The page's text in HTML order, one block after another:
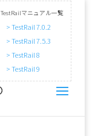
TestRailマニュアル一覧
> TestRail 7.0.2
> TestRail 7.5.3
> TestRail 8
> TestRail 9